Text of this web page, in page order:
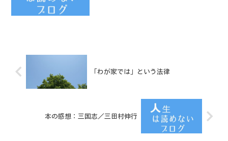
「わが家では」という法律
本の感想：三国志／三田村伸行